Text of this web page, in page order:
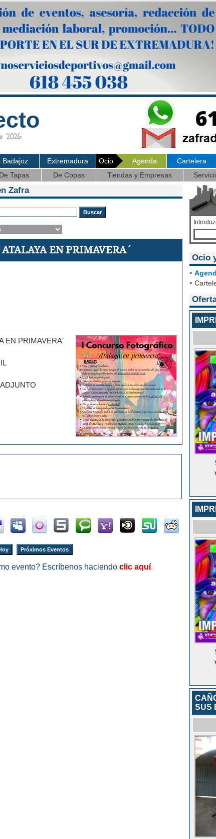
2026
Badajoz Extremadura Ocio Agenda Cartelera
De Tapas De Copas Tiendas y Empresas
Zafra
EN PRIMAVERA´
EN PRIMAVERA´
Próximos Eventos
evento? Escríbenos haciendo clic aquí.
Ocio
•
•
SUS